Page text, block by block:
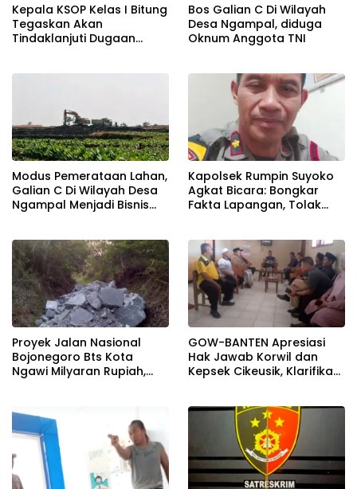
Kepala KSOP Kelas I Bitung
Tegaskan Akan
Tindaklanjuti Dugaan
Bos Galian C Di Wilayah
Desa Ngampal, diduga
Oknum Anggota TNI
Modus Pemerataan Lahan,
Galian C Di Wilayah Desa
Ngampal Menjadi Bisnis
Kapolsek Rumpin Suyoko
Agkat Bicara: Bongkar
Fakta Lapangan, Tolak
Pun Tarik Keterangan!
Proyek Jalan Nasional
Bojonegoro Bts Kota
Ngawi Milyaran Rupiah,
GOW-BANTEN Apresiasi
Hak Jawab Korwil dan
Kepsek Cikeusik, Klarifikasi